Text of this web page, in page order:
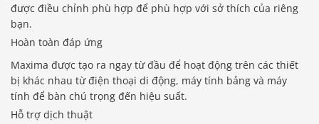
được điều chỉnh phù hợp để phù hợp với sở thích của riêng
bạn.
Hoàn toàn đáp ứng
Maxima được tạo ra ngay từ đầu để hoạt động trên các thiết
bị khác nhau từ điện thoại di động, máy tính bảng và máy
tính để bàn chú trọng đến hiệu suất.
Hỗ trợ dịch thuật